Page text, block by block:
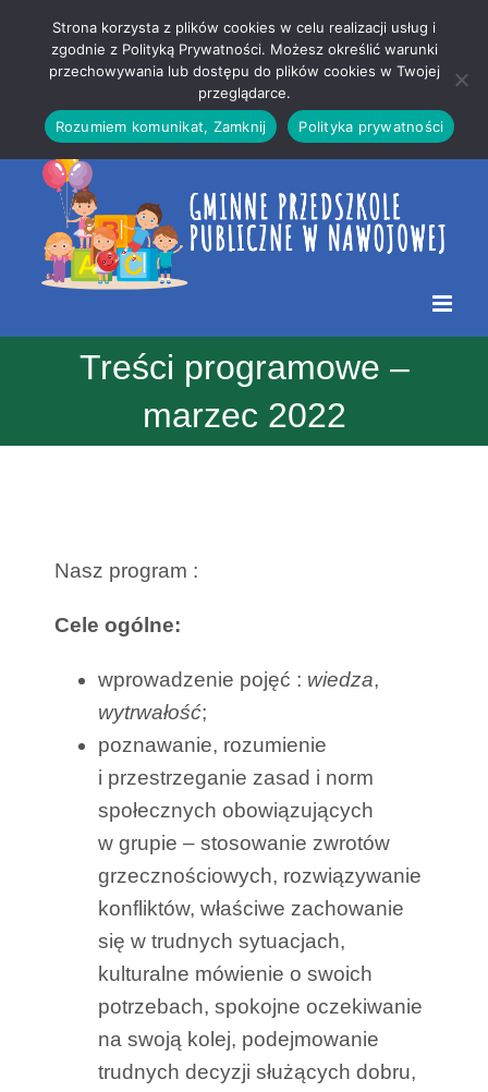
treści
strony
Treści programowe –
marzec 2022
Nasz program :
Cele ogólne:
wprowadzenie pojęć : wiedza,
wytrwałość;
poznawanie, rozumienie
i przestrzeganie zasad i norm
społecznych obowiązujących
w grupie – stosowanie zwrotów
grzecznościowych, rozwiązywanie
konfliktów, właściwe zachowanie
się w trudnych sytuacjach,
kulturalne mówienie o swoich
potrzebach, spokojne oczekiwanie
na swoją kolej, podejmowanie
trudnych decyzji służących dobru,
Strona korzysta z plików cookies w celu realizacji usług i
zgodnie z Polityką Prywatności. Możesz określić warunki
przechowywania lub dostępu do plików cookies w Twojej
przeglądarce.
Rozumiem komunikat, Zamknij
Polityka prywatności